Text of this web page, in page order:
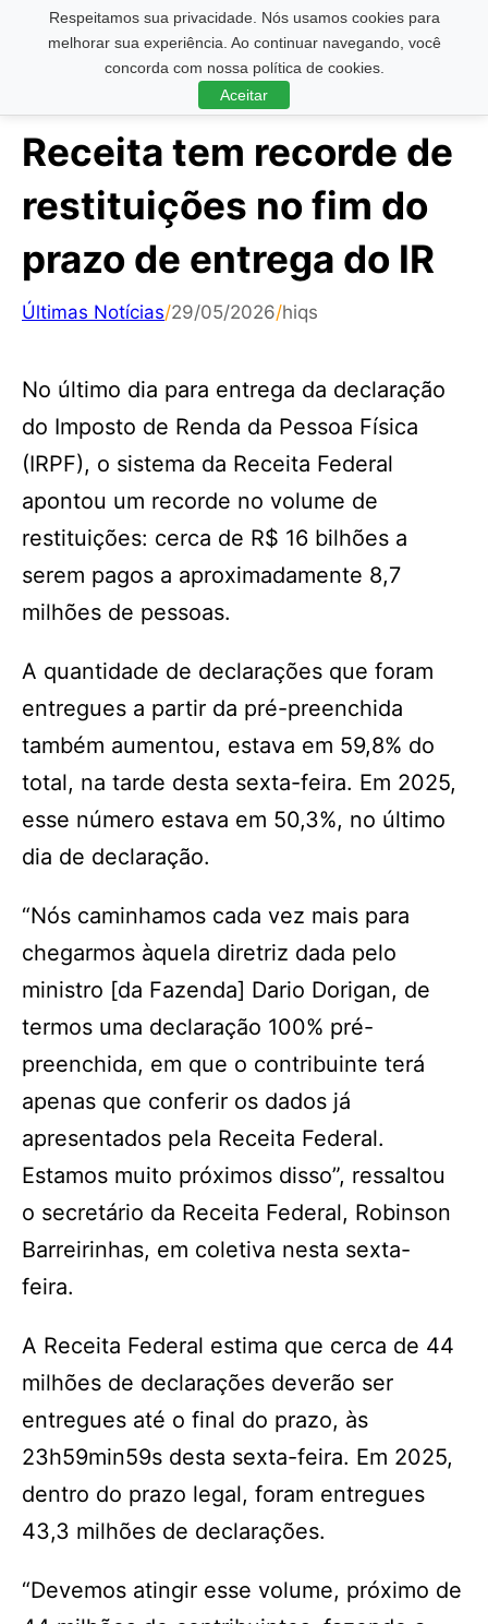
Respeitamos sua privacidade. Nós usamos cookies para
melhorar sua experiência. Ao continuar navegando, você
concorda com nossa política de cookies.
Aceitar
Pesquisar ...
Receita tem recorde de
restituições no fim do
prazo de entrega do IR
Últimas Notícias/29/05/2026/hiqs
No último dia para entrega da declaração
do Imposto de Renda da Pessoa Física
(IRPF), o sistema da Receita Federal
apontou um recorde no volume de
restituições: cerca de R$ 16 bilhões a
serem pagos a aproximadamente 8,7
milhões de pessoas.
A quantidade de declarações que foram
entregues a partir da pré-preenchida
também aumentou, estava em 59,8% do
total, na tarde desta sexta-feira. Em 2025,
esse número estava em 50,3%, no último
dia de declaração.
“Nós caminhamos cada vez mais para
chegarmos àquela diretriz dada pelo
ministro [da Fazenda] Dario Dorigan, de
termos uma declaração 100% pré-
preenchida, em que o contribuinte terá
apenas que conferir os dados já
apresentados pela Receita Federal.
Estamos muito próximos disso”, ressaltou
o secretário da Receita Federal, Robinson
Barreirinhas, em coletiva nesta sexta-
feira.
A Receita Federal estima que cerca de 44
milhões de declarações deverão ser
entregues até o final do prazo, às
23h59min59s desta sexta-feira. Em 2025,
dentro do prazo legal, foram entregues
43,3 milhões de declarações.
“Devemos atingir esse volume, próximo de